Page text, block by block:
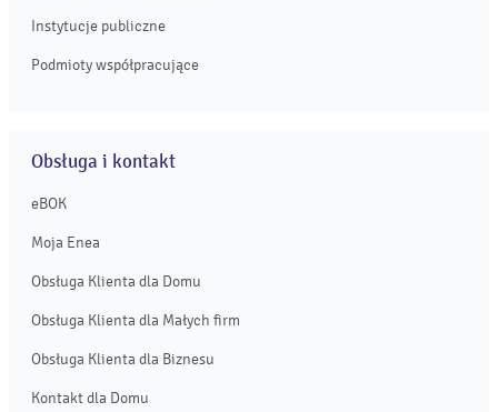
Instytucje publiczne
Podmioty współpracujące
Obsługa i kontakt
eBOK
Moja Enea
Obsługa Klienta dla Domu
Obsługa Klienta dla Małych firm
Obsługa Klienta dla Biznesu
Kontakt dla Domu